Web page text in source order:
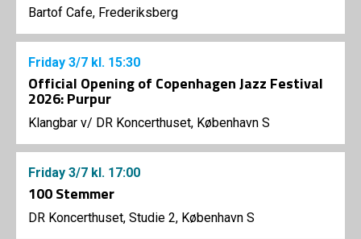
Bartof Cafe, Frederiksberg
Friday 3/7 kl. 15:30
Official Opening of Copenhagen Jazz Festival
2026: Purpur
Klangbar v/ DR Koncerthuset, København S
Friday 3/7 kl. 17:00
100 Stemmer
DR Koncerthuset, Studie 2, København S